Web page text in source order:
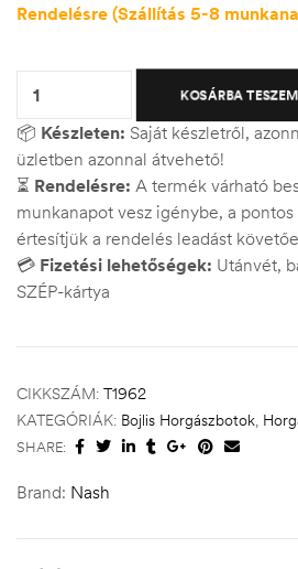
Rendelésre (Szállítás 5-8
KOSÁRBA TESZEM
📦 Készleten: Saját készletről,
üzletben azonnal átvehető!
⏳ Rendelésre: A termék várható
munkanapot vesz igénybe, a
értesítjük a rendelés leadást
💳 Fizetési lehetőségek: Utánvét,
SZÉP-kártya
CIKKSZÁM: T1962
KATEGÓRIÁK: Bojlis Horgászbotok,
SHARE:
Brand: Nash